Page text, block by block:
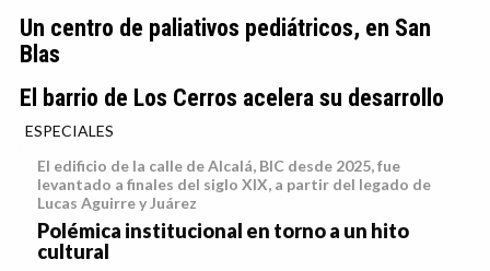
Un centro de paliativos pediátricos, en San
Blas
El barrio de Los Cerros acelera su desarrollo
ESPECIALES
El edificio de la calle de Alcalá, BIC desde 2025, fue
levantado a finales del siglo XIX, a partir del legado de
Lucas Aguirre y Juárez
Polémica institucional en torno a un hito
cultural